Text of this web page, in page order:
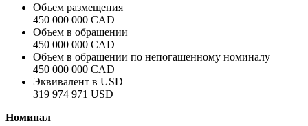
Объем размещения
450 000 000 CAD
Объем в обращении
450 000 000 CAD
Объем в обращении по непогашенному номиналу
450 000 000 CAD
Эквивалент в USD
319 974 971 USD
Номинал